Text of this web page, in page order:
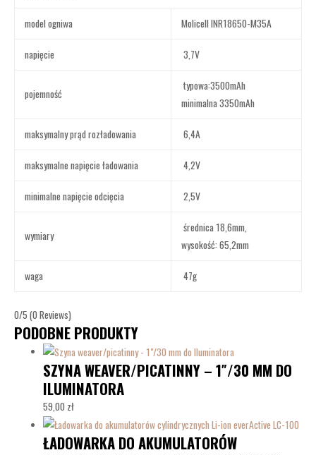
model ogniwa Molicell INR18650-M35A
napięcie 3,7V
pojemność
typowa:3500mAh
minimalna 3350mAh
maksymalny prąd rozładowania 6,4A
maksymalne napięcie ładowania 4,2V
minimalne napięcie odcięcia 2,5V
wymiary
średnica 18,6mm,
wysokość: 65,2mm
waga 47g
0/5 (0 Reviews)
PODOBNE PRODUKTY
SZYNA WEAVER/PICATINNY – 1″/30 MM DO
ILUMINATORA
59,00 zł
ŁADOWARKA DO AKUMULATORÓW